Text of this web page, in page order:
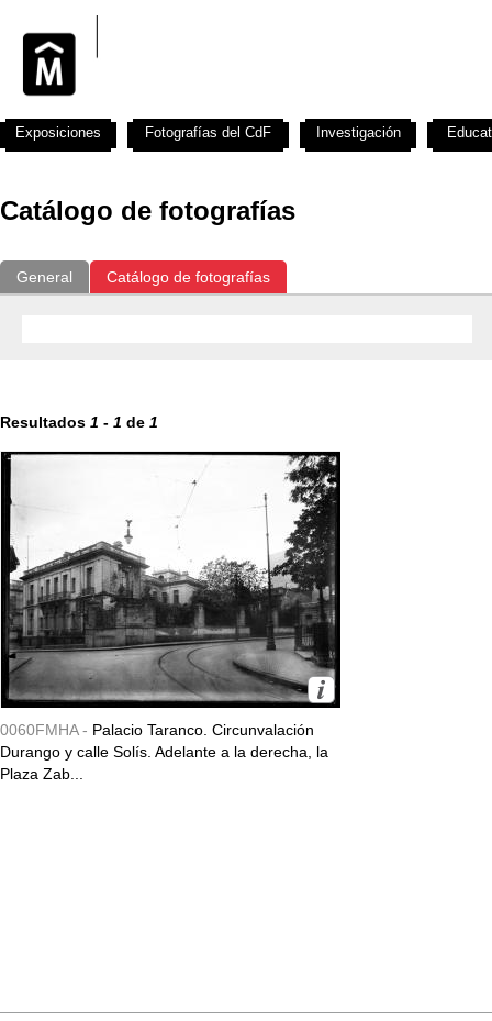
Catálogo de fotografías
General Catálogo de fotografías
Resultados 1 - 1 de 1
0060FMHA - Palacio Taranco. Circunvalación
Durango y calle Solís. Adelante a la derecha, la
Plaza Zab...
Exposiciones Fotografías del CdF Investigación